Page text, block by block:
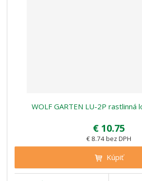
WOLF GARTEN LU-2P rastlinná
€ 10.75
€ 8.74 bez DPH
Kúpiť